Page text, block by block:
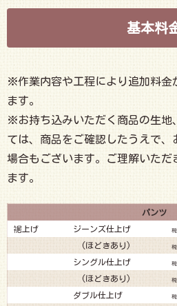
基本料
※作業内容や工程により追加料金
ます。
※お持ち込みいただく商品の生地
ては、商品をご確認したうえで
場合もございます。ご理解いただ
ます。
パンツ
裾上げ
ジーンズ仕上げ 税
(ほどきあり) 税
シングル仕上げ 税
(ほどきあり) 税
ダブル仕上げ 税